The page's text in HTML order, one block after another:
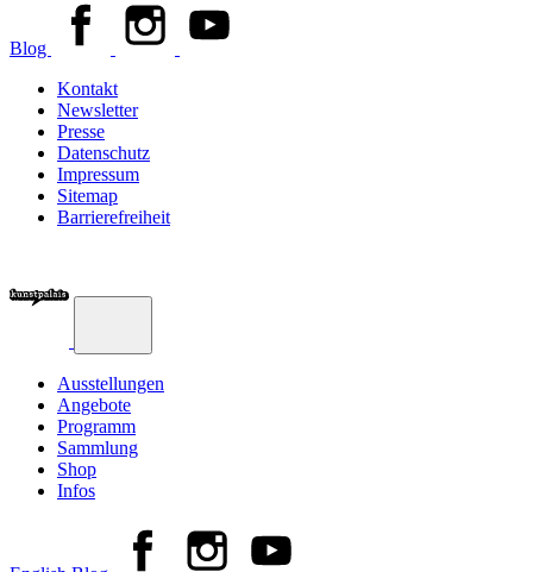
Blog
Kontakt
Newsletter
Presse
Datenschutz
Impressum
Sitemap
Barrierefreiheit
Ausstellungen
Angebote
Programm
Sammlung
Shop
Infos